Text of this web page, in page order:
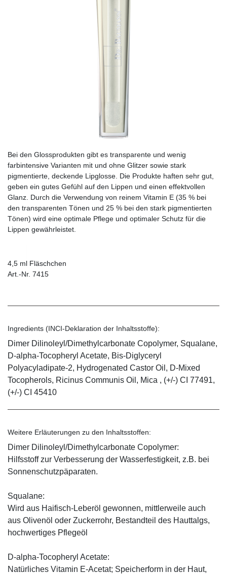
Bei den Glossprodukten gibt es transparente und wenig
farbintensive Varianten mit und ohne Glitzer sowie stark
pigmentierte, deckende Lipglosse. Die Produkte haften sehr gut,
geben ein gutes Gefühl auf den Lippen und einen effektvollen
Glanz. Durch die Verwendung von reinem Vitamin E (35 % bei
den transparenten Tönen und 25 % bei den stark pigmentierten
Tönen) wird eine optimale Pflege und optimaler Schutz für die
Lippen gewährleistet.
4,5 ml Fläschchen
Art.-Nr. 7415
Ingredients (INCI-Deklaration der Inhaltsstoffe):
Dimer Dilinoleyl/Dimethylcarbonate Copolymer, Squalane,
D-alpha-Tocopheryl Acetate, Bis-Diglyceryl
Polyacyladipate-2, Hydrogenated Castor Oil, D-Mixed
Tocopherols, Ricinus Communis Oil, Mica , (+/-) CI 77491,
(+/-) CI 45410
Weitere Erläuterungen zu den Inhaltsstoffen:
Dimer Dilinoleyl/Dimethylcarbonate Copolymer:
Hilfsstoff zur Verbesserung der Wasserfestigkeit, z.B. bei
Sonnenschutzpäparaten.
Squalane:
Wird aus Haifisch-Leberöl gewonnen, mittlerweile auch
aus Olivenöl oder Zuckerrohr, Bestandteil des Hauttalgs,
hochwertiges Pflegeöl
D-alpha-Tocopheryl Acetate:
Natürliches Vitamin E-Acetat; Speicherform in der Haut,